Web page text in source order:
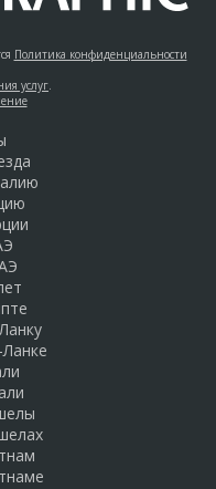
Политика конфиденциальности
услуг.